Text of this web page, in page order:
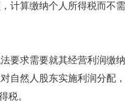
计算缴纳个人所得税而不
要求需要就其经营利润缴
自然人股东实施利润分配
税。